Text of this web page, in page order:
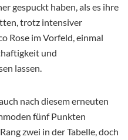
gespuckt haben, als es ihre
trotz intensiver
Rose im Vorfeld, einmal
und
lassen.
nach diesem erneuten
fünf Punkten
zwei in der Tabelle, doch